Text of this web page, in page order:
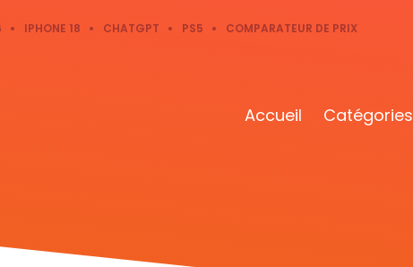
IPHONE 18 CHATGPT PS5 COMPARATEUR DE PRIX
Accueil Catégories